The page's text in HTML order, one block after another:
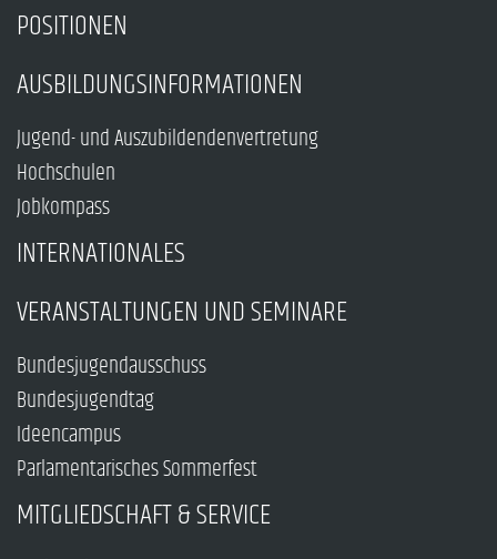
POSITIONEN
AUSBILDUNGSINFORMATIONEN
Jugend- und Auszubildendenvertretung
Hochschulen
Jobkompass
INTERNATIONALES
VERANSTALTUNGEN UND SEMINARE
Bundesjugendausschuss
Bundesjugendtag
Ideencampus
Parlamentarisches Sommerfest
MITGLIEDSCHAFT & SERVICE